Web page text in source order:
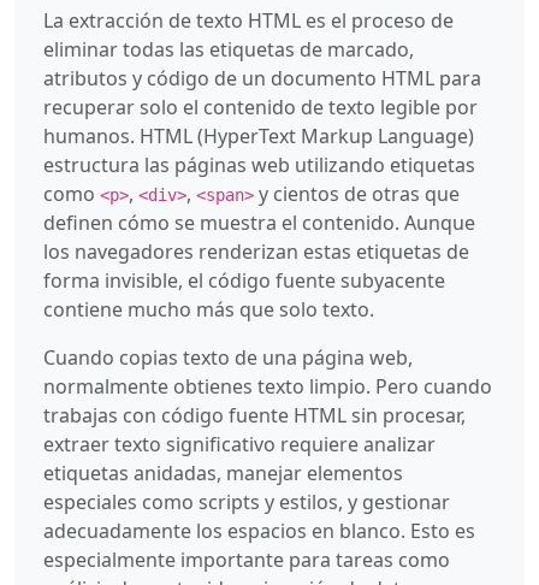
La extracción de texto HTML es el proceso de
eliminar todas las etiquetas de marcado,
atributos y código de un documento HTML para
recuperar solo el contenido de texto legible por
humanos. HTML (HyperText Markup Language)
estructura las páginas web utilizando etiquetas
como <p>, <div>, <span> y cientos de otras que
definen cómo se muestra el contenido. Aunque
los navegadores renderizan estas etiquetas de
forma invisible, el código fuente subyacente
contiene mucho más que solo texto.
Cuando copias texto de una página web,
normalmente obtienes texto limpio. Pero cuando
trabajas con código fuente HTML sin procesar,
extraer texto significativo requiere analizar
etiquetas anidadas, manejar elementos
especiales como scripts y estilos, y gestionar
adecuadamente los espacios en blanco. Esto es
especialmente importante para tareas como